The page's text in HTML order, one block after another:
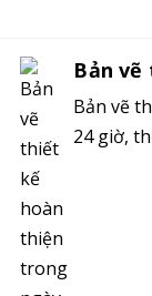
Bản
Bản vẽ
24 giờ,